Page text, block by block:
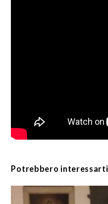
Potrebbero interessarti